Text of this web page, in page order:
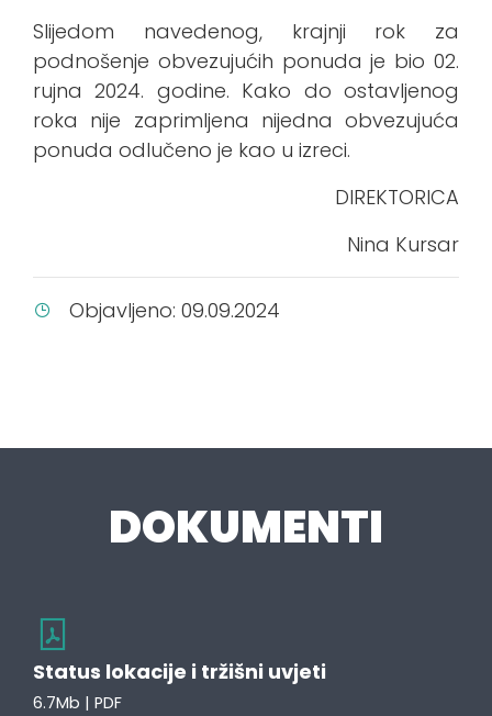
Slijedom navedenog, krajnji rok za
podnošenje obvezujućih ponuda je bio 02.
rujna 2024. godine. Kako do ostavljenog
roka nije zaprimljena nijedna obvezujuća
ponuda odlučeno je kao u izreci.
DIREKTORICA
Nina Kursar
Objavljeno: 09.09.2024
DOKUMENTI
Status lokacije i tržišni uvjeti
6.7Mb | PDF